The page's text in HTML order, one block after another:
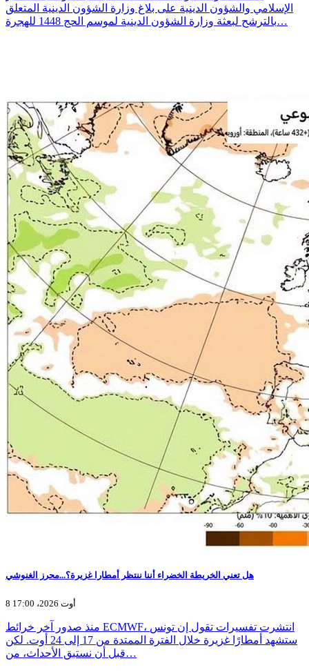
الإسلامي والشؤون الدينية على بلاغ وزارة الشؤون الدينية المتعلق
بالترشح لبعثة وزارة الشؤون الدينية لموسم الحج 1448 للهجرة…
هل تعني الخريطة الخضراء أننا ننتظر أمطارا غزيرة؟...محرز الغنوشي
8 أوت 2026، 17:00
منذ صدور آخر خرائط ECMWF، انتشرت تفسيرات تقول إن تونس
ستشهد أمطارًا غزيرة خلال الفترة الممتدة من 17 إلى 24 أوت. لكن
قبل أن نستبق الأحداث، من…